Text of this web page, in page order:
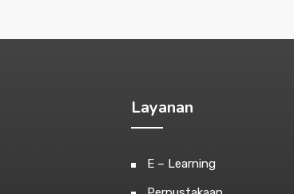
Layanan
E – Learning